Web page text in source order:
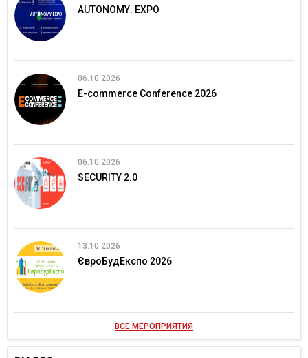
AUTONOMY: EXPO
06.10.2026
E-commerce Conference 2026
06.10.2026
SECURITY 2.0
13.10.2026
ЄвроБудЕкспо 2026
ВСЕ МЕРОПРИЯТИЯ